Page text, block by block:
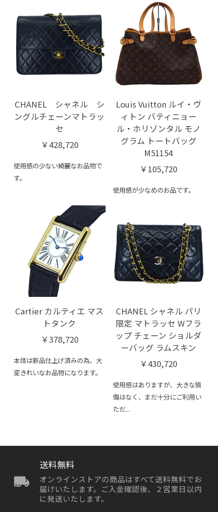
CHANEL シャネル シ
ングルチェーンマトラッ
セ
￥428,720
使用感の少ない綺麗なお品物で
す。
Louis Vuitton ルイ・ヴ
ィトン バティニョー
ル・ホリゾンタル モノ
グラム トートバッグ
M51154
￥105,720
使用感が少なめのお品です。
Cartier カルティエ マス
トタンク
￥378,720
本体は新品仕上げ済みの為、大
変きれいなお品物になります。
CHANEL シャネル パリ
限定 マトラッセ Wフラ
ップ チェーン ショルダ
ーバッグ ラムスキン
￥430,720
使用感はありますが、大きな損
傷はなく、まだ十分にご利用い
ただ...
送料無料
オンラインストアの商品はすべて送料無料でお
届けいたします。ご入金確認後、２営業日以内
に発送いたします。